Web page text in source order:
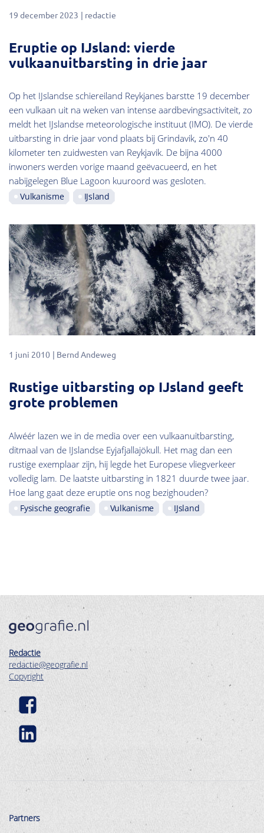
19 december 2023 redactie
Eruptie op IJsland: vierde
vulkaanuitbarsting in drie jaar
Op het IJslandse schiereiland Reykjanes barstte 19 december
een vulkaan uit na weken van intense aardbevingsactiviteit, zo
meldt het IJslandse meteorologische instituut (IMO). De vierde
uitbarsting in drie jaar vond plaats bij Grindavik, zo'n 40
kilometer ten zuidwesten van Reykjavik. De bijna 4000
inwoners werden vorige maand geëvacueerd, en het
nabijgelegen Blue Lagoon kuuroord was gesloten.
Vulkanisme IJsland
1 juni 2010 Bernd Andeweg
Rustige uitbarsting op IJsland geeft
grote problemen
Alwéér lazen we in de media over een vulkaanuitbarsting,
ditmaal van de IJslandse Eyjafjallajökull. Het mag dan een
rustige exemplaar zijn, hij legde het Europese vliegverkeer
volledig lam. De laatste uitbarsting in 1821 duurde twee jaar.
Hoe lang gaat deze eruptie ons nog bezighouden?
Fysische geografie Vulkanisme IJsland
Redactie
redactie@geografie.nl
Copyright
Partners